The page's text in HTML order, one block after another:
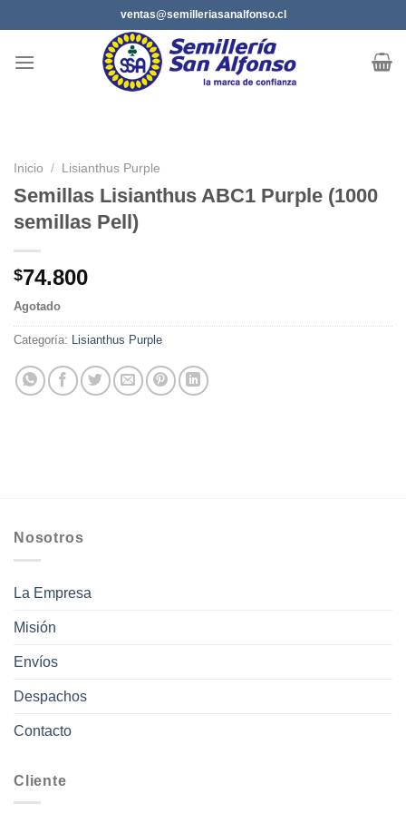
al
contenido
ventas@semilleriasanalfonso.cl
Inicio / Lisianthus Purple
Semillas Lisianthus ABC1 Purple (1000
semillas Pell)
$74.800
Agotado
Categoría: Lisianthus Purple
Nosotros
La Empresa
Misión
Envíos
Despachos
Contacto
Cliente